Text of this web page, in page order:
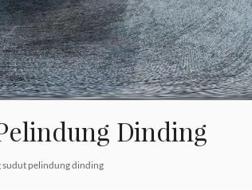
Dinding
sudut pelindung dinding